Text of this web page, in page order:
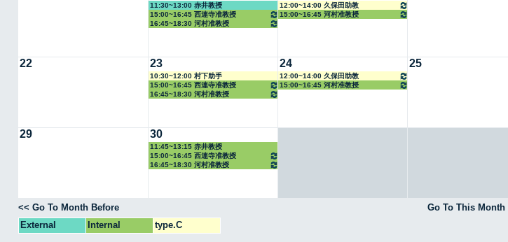
11:30~13:00 赤井教授
15:00~16:45 西連寺准教授
16:45~18:30 河村准教授
12:00~14:00 久保田助教
15:00~16:45 河村准教授
22 23
10:30~12:00 村下助手
15:00~16:45 西連寺准教授
16:45~18:30 河村准教授
24
12:00~14:00 久保田助教
15:00~16:45 河村准教授
25
29 30
11:45~13:15 赤井教授
15:00~16:45 西連寺准教授
16:45~18:30 河村准教授
<< Go To Month Before Go To This Month
External
Internal type.C